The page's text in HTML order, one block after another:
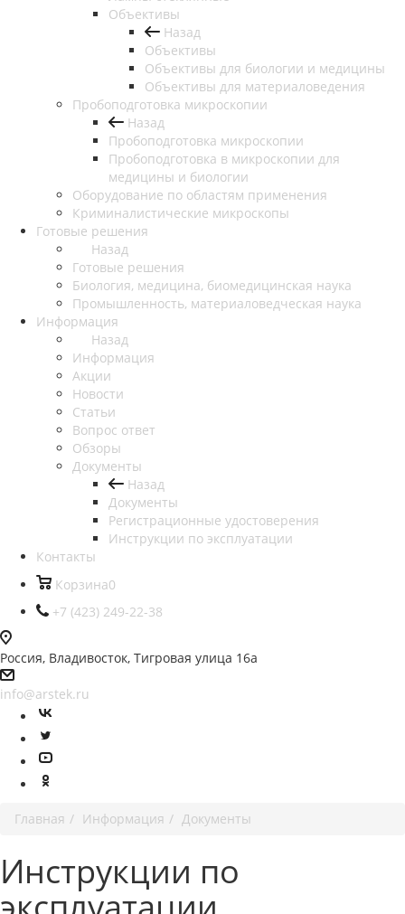
Объективы
Назад
Объективы
Объективы для биологии и медицины
Объективы для материаловедения
Пробоподготовка микроскопии
Назад
Пробоподготовка микроскопии
Пробоподготовка в микроскопии для
медицины и биологии
Оборудование по областям применения
Криминалистические микроскопы
Готовые решения
Назад
Готовые решения
Биология, медицина, биомедицинская наука
Промышленность, материаловедческая наука
Информация
Назад
Информация
Акции
Новости
Статьи
Вопрос ответ
Обзоры
Документы
Назад
Документы
Регистрационные удостоверения
Инструкции по эксплуатации
Контакты
Корзина0
+7 (423) 249-22-38
Россия, Владивосток, Тигровая улица 16а
info@arstek.ru
Главная Информация Документы
Инструкции по